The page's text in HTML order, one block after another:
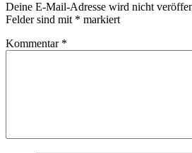
Deine E-Mail-Adresse wird nicht
Felder sind mit * markiert
Kommentar *